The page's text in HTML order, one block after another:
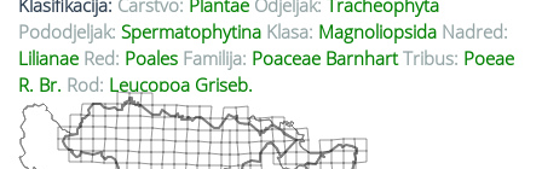
Klasifikacija: Carstvo: Plantae Odjeljak: Tracheophyta
Pododjeljak: Spermatophytina Klasa: Magnoliopsida Nadred:
Lilianae Red: Poales Familija: Poaceae BarnhartTribus: Poeae
R. Br. Rod: Leucopoa Griseb.